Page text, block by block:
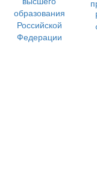
образования
Российской
Федерации